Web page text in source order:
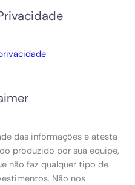
das informações e atesta
produzido por sua equipe,
não faz qualquer tipo de
Não nos